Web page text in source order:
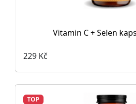
Vitamin C + Selen
229 Kč
TOP